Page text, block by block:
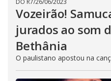
DO R7/26/06/2023
Vozeirão!
jurados ao som
Bethânia
O paulistano apostou na